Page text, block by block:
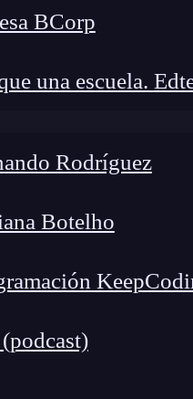
BCorp
una escuela.
Rodríguez
Botelho
la geocodificación